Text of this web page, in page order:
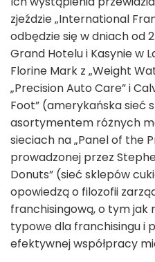
zjeździe „International
odbędzie się w dniach od
Grand Hotelu i Kasynie w
Florine Mark z „Weight
„Precision Auto Care” i
Foot” (amerykańska sieć
asortymentem różnych
sieciach na „Panel of the
prowadzonej przez
Donuts” (sieć sklepów
opowiedzą o filozofii
franchisingową, o tym jak
typowe dla franchisingu i
efektywnej współpracy